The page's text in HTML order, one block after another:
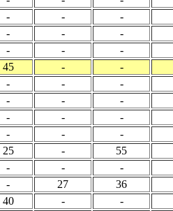
- - -
- - -
- - -
45 - -
- - -
- - -
- - -
- - -
25 - 55
- - -
- 27 36
40 - -